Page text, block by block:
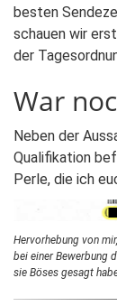
besten
schauen wir
der
War
Neben der
Qualifikation
Perle, die ich
Hervorhebung von
bei einer Bewerbung
sie Böses gesagt